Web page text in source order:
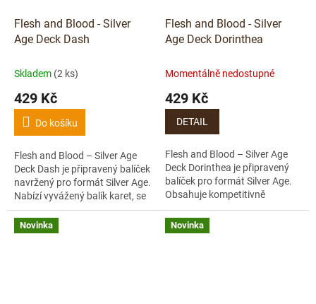
Flesh and Blood - Silver
Age Deck Dash
Skladem (2 ks)
429 Kč
Do košíku
Flesh and Blood – Silver Age
Deck Dash je připravený balíček
navržený pro formát Silver Age.
Nabízí vyvážený balík karet, se
kterým můžeš začít hrát hned
po rozbalení. Formát...
Flesh and Blood - Silver
Age Deck Dorinthea
Momentálně nedostupné
429 Kč
DETAIL
Flesh and Blood – Silver Age
Deck Dorinthea je připravený
balíček pro formát Silver Age.
Obsahuje kompetitivně
sestavený balík karet, se
kterým můžeš rovnou začít
hrát – doma s...
Novinka Novinka